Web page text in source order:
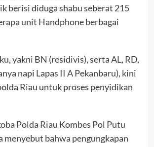
berisi diduga shabu seberat 215
unit Handphone berbagai
yakni BN (residivis), serta AL, RD,
napi Lapas II A Pekanbaru), kini
Riau untuk proses penyidikan
Polda Riau Kombes Pol Putu
menyebut bahwa pengungkapan